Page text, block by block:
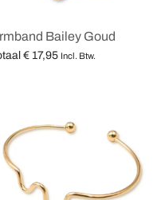
Bailey Goud
€ 17,95 Incl. Btw.